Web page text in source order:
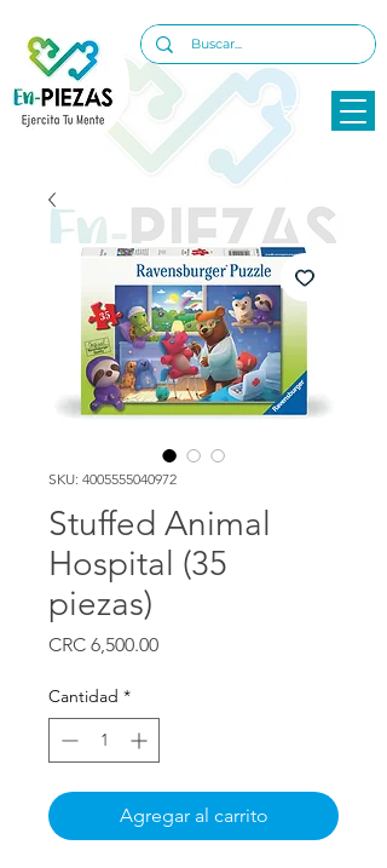
SKU: 4005555040972
Stuffed Animal
Hospital (35
piezas)
CRC 6,500.00Precio
Cantidad *
Agregar al carrito